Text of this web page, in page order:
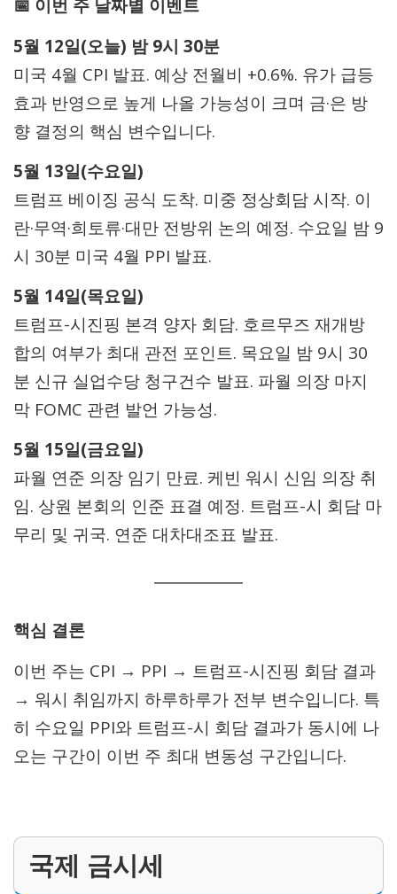
📅 이번 주 날짜별 이벤트
5월 12일(오늘) 밤 9시 30분
미국 4월 CPI 발표. 예상 전월비 +0.6%. 유가 급등
효과 반영으로 높게 나올 가능성이 크며 금·은 방
향 결정의 핵심 변수입니다.
5월 13일(수요일)
트럼프 베이징 공식 도착. 미중 정상회담 시작. 이
란·무역·희토류·대만 전방위 논의 예정. 수요일 밤 9
시 30분 미국 4월 PPI 발표.
5월 14일(목요일)
트럼프-시진핑 본격 양자 회담. 호르무즈 재개방
합의 여부가 최대 관전 포인트. 목요일 밤 9시 30
분 신규 실업수당 청구건수 발표. 파월 의장 마지
막 FOMC 관련 발언 가능성.
5월 15일(금요일)
파월 연준 의장 임기 만료. 케빈 워시 신임 의장 취
임. 상원 본회의 인준 표결 예정. 트럼프-시 회담 마
무리 및 귀국. 연준 대차대조표 발표.
핵심 결론
이번 주는 CPI → PPI → 트럼프-시진핑 회담 결과
→ 워시 취임까지 하루하루가 전부 변수입니다. 특
히 수요일 PPI와 트럼프-시 회담 결과가 동시에 나
오는 구간이 이번 주 최대 변동성 구간입니다.
국제 금시세